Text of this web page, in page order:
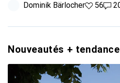
Dominik Bärlocher56 likes
5620
Nouveautés +